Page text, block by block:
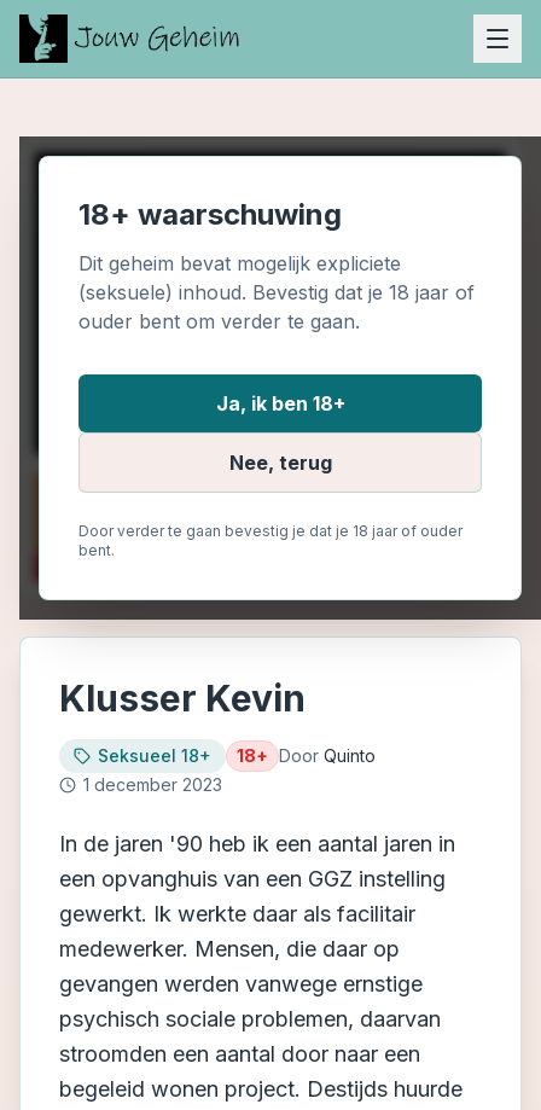
18+ waarschuwing
Dit geheim bevat mogelijk expliciete
(seksuele) inhoud. Bevestig dat je 18 jaar of
ouder bent om verder te gaan.
Ja, ik ben 18+
Nee, terug
Door verder te gaan bevestig je dat je 18 jaar of ouder
bent.
Klusser Kevin
Seksueel 18+ 18+ Door Quinto
1 december 2023
In de jaren '90 heb ik een aantal jaren in
een opvanghuis van een GGZ instelling
gewerkt. Ik werkte daar als facilitair
medewerker. Mensen, die daar op
gevangen werden vanwege ernstige
psychisch sociale problemen, daarvan
stroomden een aantal door naar een
begeleid wonen project. Destijds huurde